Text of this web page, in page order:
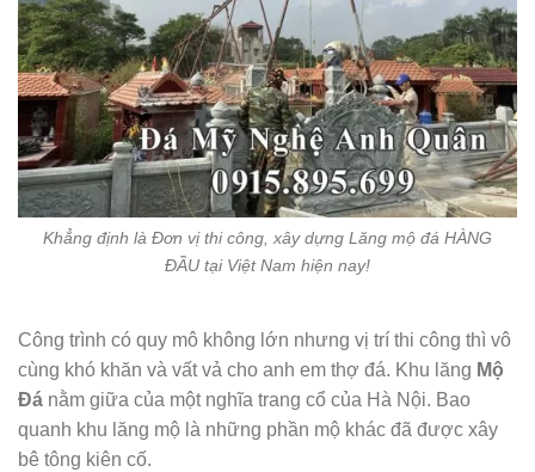
Khẳng định là Đơn vị thi công, xây dựng Lăng mộ đá HÀNG
ĐẦU tại Việt Nam hiện nay!
Công trình có quy mô không lớn nhưng vị trí thi công thì vô
cùng khó khăn và vất vả cho anh em thợ đá. Khu lăng Mộ
Đá nằm giữa của một nghĩa trang cổ của Hà Nội. Bao
quanh khu lăng mộ là những phần mộ khác đã được xây
bê tông kiên cố.